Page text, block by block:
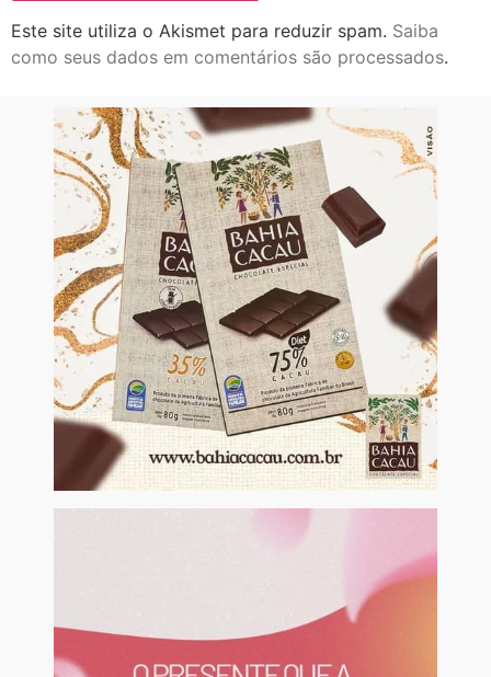
Este site utiliza o Akismet para reduzir spam. Saiba
como seus dados em comentários são processados.